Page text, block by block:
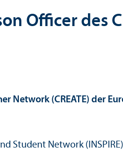
Officer des
Network (CREATE) der
Student Network